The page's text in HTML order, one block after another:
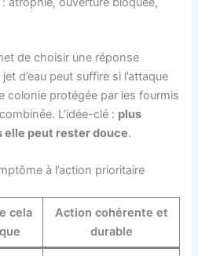
de choisir une réponse
d’eau peut suffire si l’attaque
colonie protégée par les fourmis
L’idée-clé : plus
elle peut rester douce.
à l’action prioritaire
cela
Action cohérente et
durable